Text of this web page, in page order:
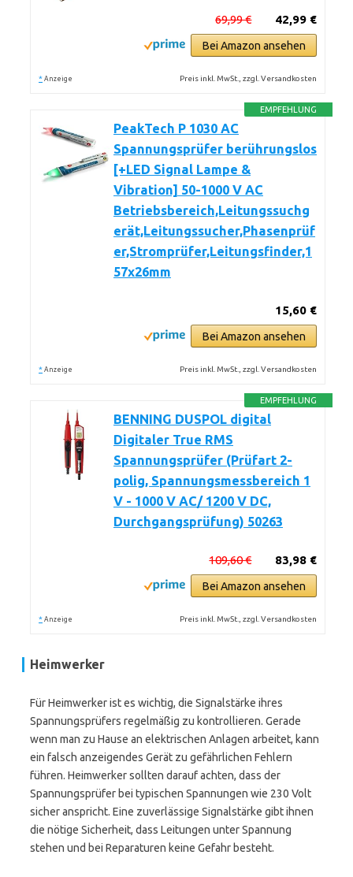
42,99 €
69,99 €
Bei Amazon ansehen
* Anzeige Preis inkl. MwSt., zzgl. Versandkosten
EMPFEHLUNG
PeakTech P 1030 AC
Spannungsprüfer berührungslos
[+LED Signal Lampe &
Vibration] 50-1000 V AC
Betriebsbereich,Leitungssuchg
erät,Leitungssucher,Phasenprüf
er,Stromprüfer,Leitungsfinder,1
57x26mm
15,60 €
Bei Amazon ansehen
* Anzeige Preis inkl. MwSt., zzgl. Versandkosten
EMPFEHLUNG
BENNING DUSPOL digital
Digitaler True RMS
Spannungsprüfer (Prüfart 2-
polig, Spannungsmessbereich 1
V - 1000 V AC/ 1200 V DC,
Durchgangsprüfung) 50263
83,98 €
109,60 €
Bei Amazon ansehen
* Anzeige Preis inkl. MwSt., zzgl. Versandkosten
Heimwerker
Für Heimwerker ist es wichtig, die Signalstärke ihres
Spannungsprüfers regelmäßig zu kontrollieren. Gerade
wenn man zu Hause an elektrischen Anlagen arbeitet, kann
ein falsch anzeigendes Gerät zu gefährlichen Fehlern
führen. Heimwerker sollten darauf achten, dass der
Spannungsprüfer bei typischen Spannungen wie 230 Volt
sicher anspricht. Eine zuverlässige Signalstärke gibt ihnen
die nötige Sicherheit, dass Leitungen unter Spannung
stehen und bei Reparaturen keine Gefahr besteht.